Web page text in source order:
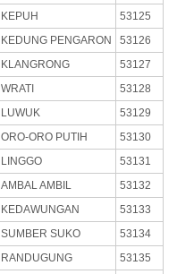
KEPUH
53125
KEDUNG PENGARON
53126
KLANGRONG
53127
WRATI
53128
LUWUK
53129
ORO-ORO PUTIH
53130
LINGGO
53131
AMBAL AMBIL
53132
KEDAWUNGAN
53133
SUMBER SUKO
53134
RANDUGUNG
53135